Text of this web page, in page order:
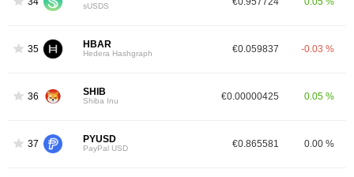
sUSDS
35 HBAR
Hedera Hashgraph €0.059837 -0.03 %
36 SHIB
Shiba Inu €0.00000425 0.05 %
37 PYUSD
PayPal USD €0.865581 0.00 %